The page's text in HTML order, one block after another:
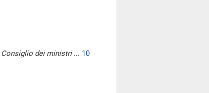
dei ministri... 10